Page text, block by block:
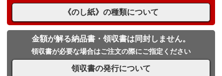
《のし紙》の種類について
金額が解る納品書・領収書は同封しません。
領収書が必要な場合はご注文の際にご指定ください
領収書の発行について